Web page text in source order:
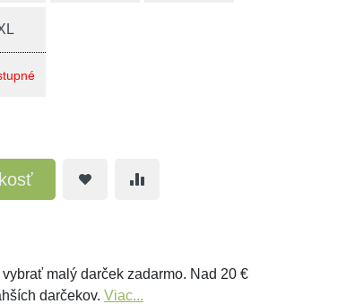
malý darček zadarmo. Nad 20 €
darčekov. Viac...